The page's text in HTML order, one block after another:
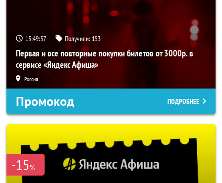
15:49:37 Получили: 153
Первая и все повторные покупки билетов от 3000р. в
сервисе «Яндекс Афиша»
Россия
Промокод ПОДРОБНЕЕ
-15%